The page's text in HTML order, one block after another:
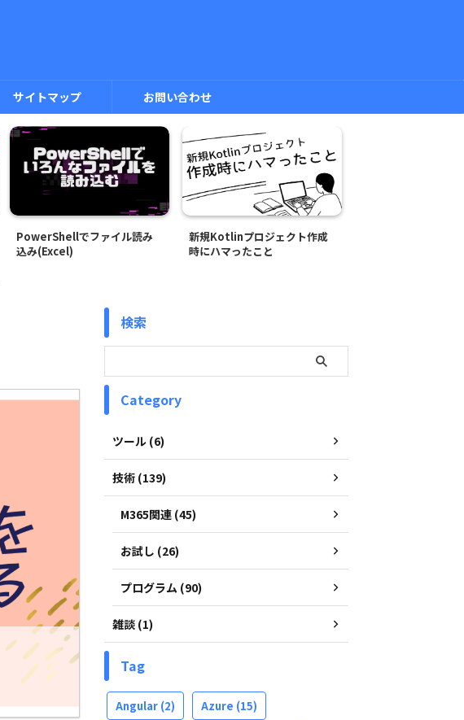
サイトマップ お問い合わせ
PowerShellでファイル読み
込み(Excel)
新規Kotlinプロジェクト作成
時にハマったこと
検索
Category
ツール (6)
技術 (139)
M365関連 (45)
お試し (26)
プログラム (90)
雑談 (1)
Tag
Angular (2) Azure (15)